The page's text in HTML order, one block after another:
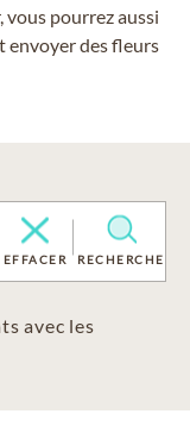
vous pourrez aussi
envoyer des fleurs
EFFACER RECHERCHE
avec les